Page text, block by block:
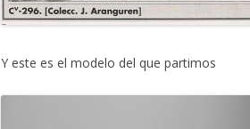
Y este es el modelo del que partimos